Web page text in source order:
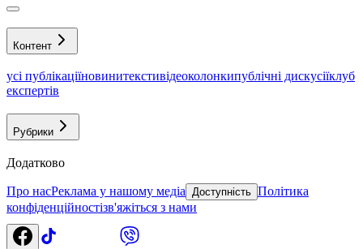
Контент
усі публікаціїновинитекстивідеоколонкипублічні дискусіїклуб
експертів
Рубрики
Додатково
Про насРеклама у нашому медіа Доступність Політика
конфіденційностізв'яжіться з нами